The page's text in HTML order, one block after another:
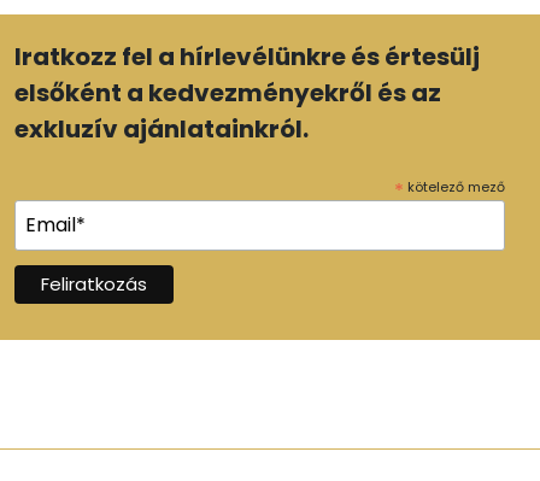
Iratkozz fel a hírlevélünkre és értesülj
elsőként a kedvezményekről és az
exkluzív ajánlatainkról.
* kötelező mező